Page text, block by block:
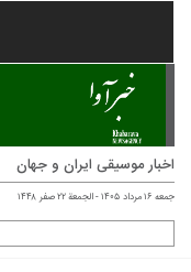
اخبار موسیقی ایران و جهان
جمعه ۱۶ مرداد ۱۴۰۵ - الجمعة ۲۲ صفر ۱۴۴۸